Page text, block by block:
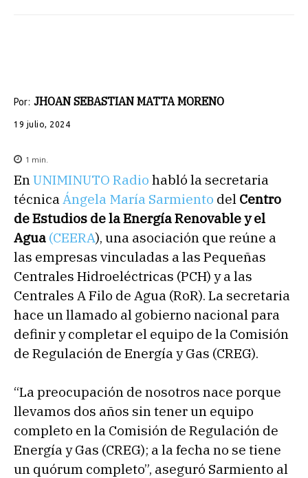
Por: JHOAN SEBASTIAN MATTA MORENO
19 julio, 2024
1 min.
En UNIMINUTO Radio habló la secretaria
técnica Ángela María Sarmiento del Centro
de Estudios de la Energía Renovable y el
Agua (CEERA), una asociación que reúne a
las empresas vinculadas a las Pequeñas
Centrales Hidroeléctricas (PCH) y a las
Centrales A Filo de Agua (RoR). La secretaria
hace un llamado al gobierno nacional para
definir y completar el equipo de la Comisión
de Regulación de Energía y Gas (CREG).
“La preocupación de nosotros nace porque
llevamos dos años sin tener un equipo
completo en la Comisión de Regulación de
Energía y Gas (CREG); a la fecha no se tiene
un quórum completo”, aseguró Sarmiento al